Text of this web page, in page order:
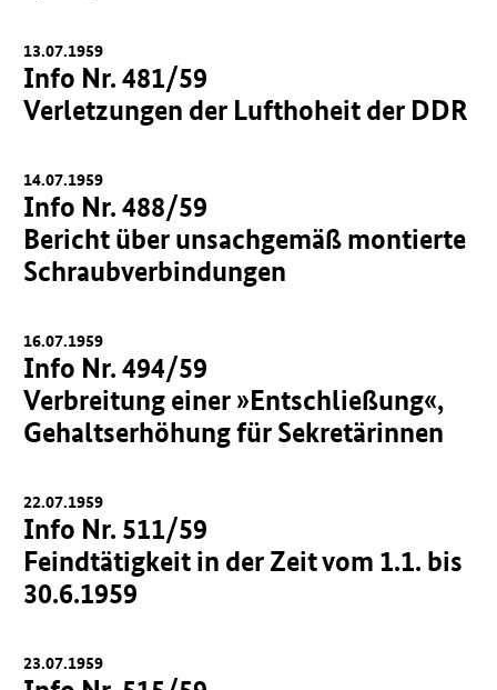
13.07.1959
Info Nr. 481/59
Verletzungen der Lufthoheit der DDR
14.07.1959
Info Nr. 488/59
Bericht über unsachgemäß montierte
Schraubverbindungen
16.07.1959
Info Nr. 494/59
Verbreitung einer »Entschließung«,
Gehaltserhöhung für Sekretärinnen
22.07.1959
Info Nr. 511/59
Feindtätigkeit in der Zeit vom 1.1. bis
30.6.1959
23.07.1959